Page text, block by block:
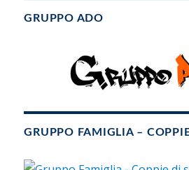
GRUPPO ADO
GRUPPO FAMIGLIA –